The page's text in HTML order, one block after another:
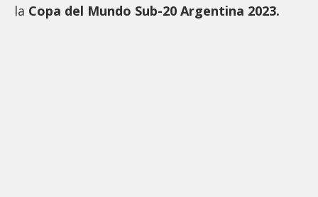
la Copa del Mundo Sub-20 Argentina 2023.